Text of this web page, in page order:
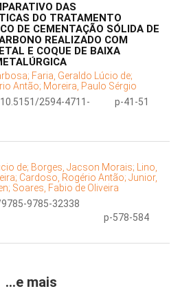
DAS
DO TRATAMENTO
DE CEMENTAÇÃO SÓLIDA DE
REALIZADO COM
E COQUE DE BAIXA
Faria, Geraldo Lúcio de;
Antão; Moreira, Paulo Sérgio
2594-4711-
p-41-51
de; Borges, Jacson Morais; Lino,
Cardoso, Rogério Antão; Junior,
Soares, Fabio de Oliveira
9785-32338
p-578-584
...e mais